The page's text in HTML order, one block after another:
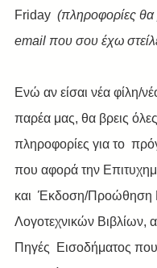
Friday (πληροφορίες θα
email που σου έχω
Ενώ αν είσαι νέα φίλη/
παρέα μας, θα βρεις όλες
πληροφορίες για το
που αφορά την
και  Έκδοση/Προώθηση
Λογοτεχνικών Βιβλίων,
Πηγές  Εισοδήματος